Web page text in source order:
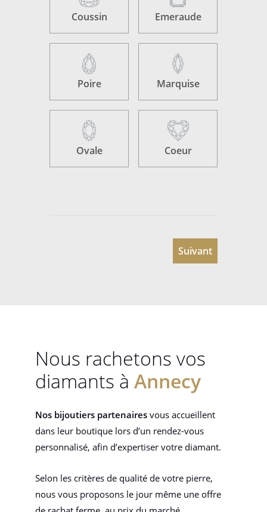
Coussin Emeraude
Poire Marquise
Ovale Coeur
Suivant
Nous rachetons vos
diamants à Annecy
Nos bijoutiers partenaires vous accueillent
dans leur boutique lors d’un rendez-vous
personnalisé, afin d’expertiser votre diamant.
Selon les critères de qualité de votre pierre,
nous vous proposons le jour même une offre